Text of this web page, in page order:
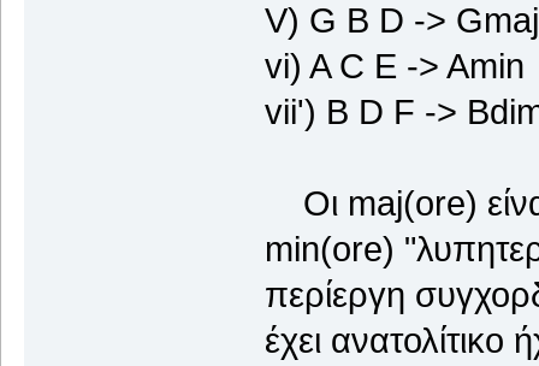
V) G B D -> Gmaj
vi) A C E -> Amin
vii') B D F ->
Οι maj(ore)
min(ore)
περίεργη
έχει ανατολίτικο